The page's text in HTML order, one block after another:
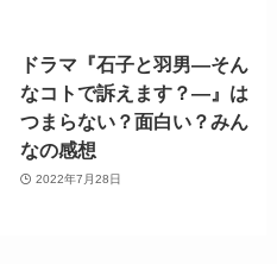
ドラマ『石子と羽男―そん
なコトで訴えます？―』は
つまらない？面白い？みん
なの感想
2022年7月28日